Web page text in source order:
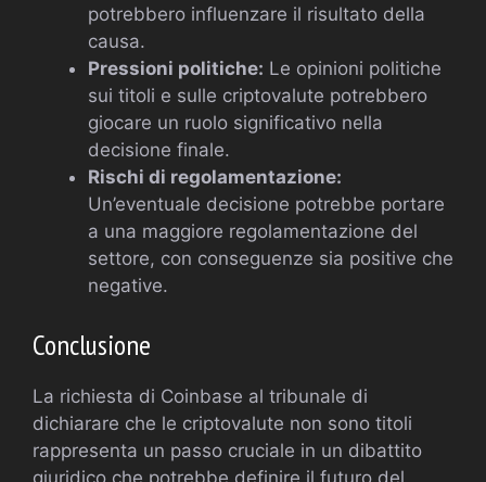
potrebbero influenzare il risultato della
causa.
Pressioni politiche: Le opinioni politiche
sui titoli e sulle criptovalute potrebbero
giocare un ruolo significativo nella
decisione finale.
Rischi di regolamentazione:
Un’eventuale decisione potrebbe portare
a una maggiore regolamentazione del
settore, con conseguenze sia positive che
negative.
Conclusione
La richiesta di Coinbase al tribunale di
dichiarare che le criptovalute non sono titoli
rappresenta un passo cruciale in un dibattito
giuridico che potrebbe definire il futuro del